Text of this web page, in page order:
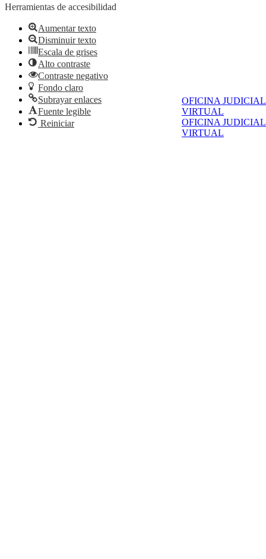
OFICINA JUDICIAL
VIRTUAL
OFICINA JUDICIAL
VIRTUAL
Herramientas de accesibilidad
Aumentar texto
Disminuir texto
Escala de grises
Alto contraste
Contraste negativo
Fondo claro
Subrayar enlaces
Fuente legible
Reiniciar